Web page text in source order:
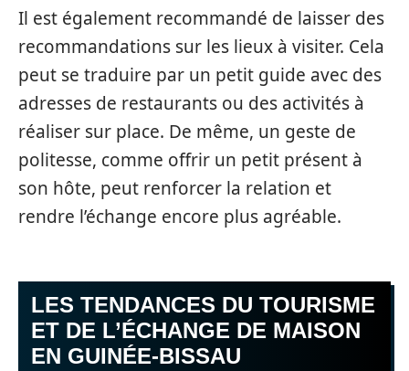
Il est également recommandé de laisser des
recommandations sur les lieux à visiter. Cela
peut se traduire par un petit guide avec des
adresses de restaurants ou des activités à
réaliser sur place. De même, un geste de
politesse, comme offrir un petit présent à
son hôte, peut renforcer la relation et
rendre l’échange encore plus agréable.
LES TENDANCES DU TOURISME
ET DE L’ÉCHANGE DE MAISON
EN GUINÉE-BISSAU